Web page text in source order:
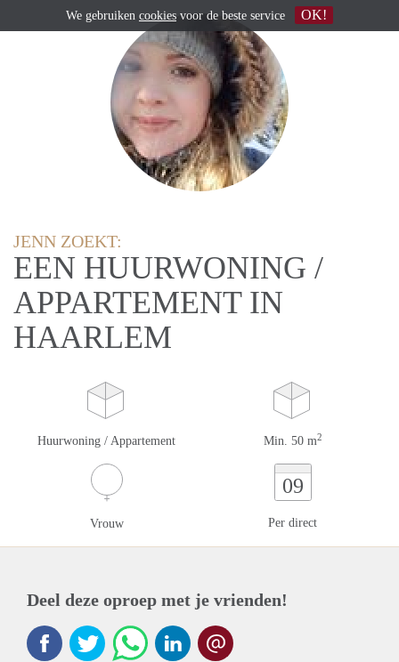
JENN ZOEKT:
EEN HUURWONING /
APPARTEMENT IN
HAARLEM
Huurwoning / Appartement Min. 50 m2
Vrouw
09
Per direct
Deel deze oproep met je vrienden!
We gebruiken cookies voor de beste service OK!